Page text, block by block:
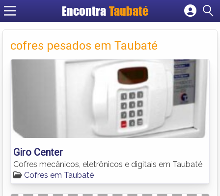
EncontraTaubaté
Cadastrar empresa
Criar conta
cofres pesados em Taubaté
Giro Center
Cofres mecânicos, eletrônicos e digitais em Taubaté
Cofres em Taubaté